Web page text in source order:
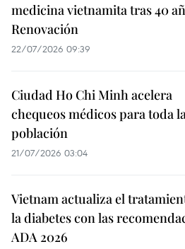
medicina vietnamita tras 40
Renovación
22/07/2026 09:39
Ciudad Ho Chi Minh acelera
chequeos médicos para toda la
población
21/07/2026 03:04
Vietnam actualiza el
la diabetes con las
ADA 2026